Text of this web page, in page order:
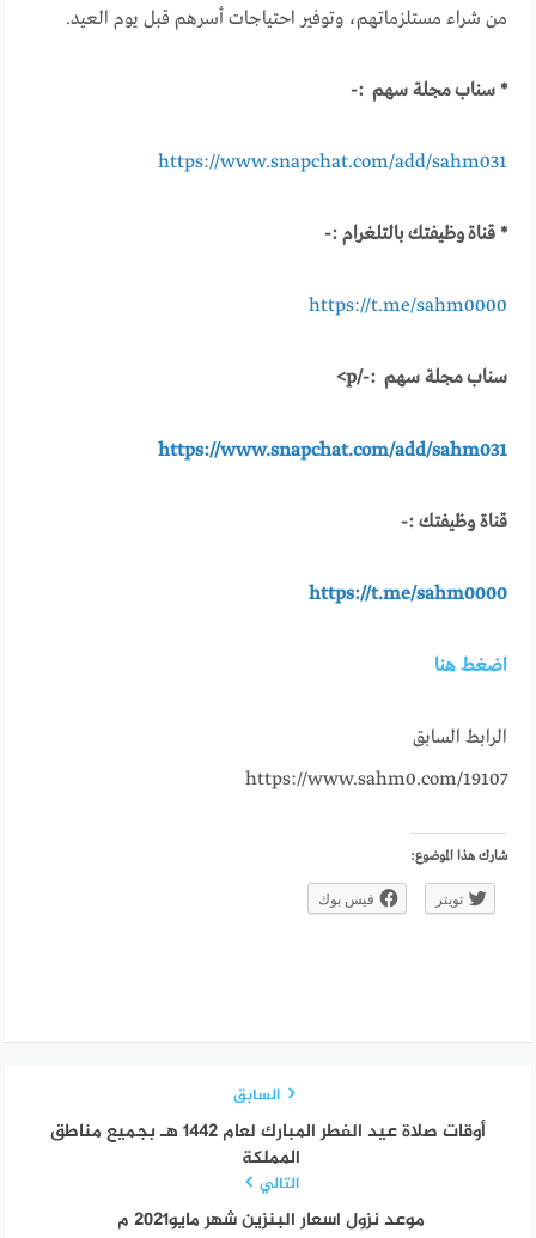
من شراء مستلزماتهم، وتوفير احتياجات أسرهم قبل يوم العيد.
* سناب مجلة سهم :-
https://www.snapchat.com/add/sahm031
* قناة وظيفتك بالتلغرام :-
https://t.me/sahm0000
سناب مجلة سهم :-/p>
https://www.snapchat.com/add/sahm031
قناة وظيفتك :-
https://t.me/sahm0000
اضغط هنا
الرابط السابق
https://www.sahm0.com/19107
شارك هذا الموضوع:
تويتر فيس بوك
السابق
أوقات صلاة عيد الفطر المبارك لعام 1442 هـ بجميع مناطق
المملكة
التالي
موعد نزول اسعار البنزين شهر مايو2021 م